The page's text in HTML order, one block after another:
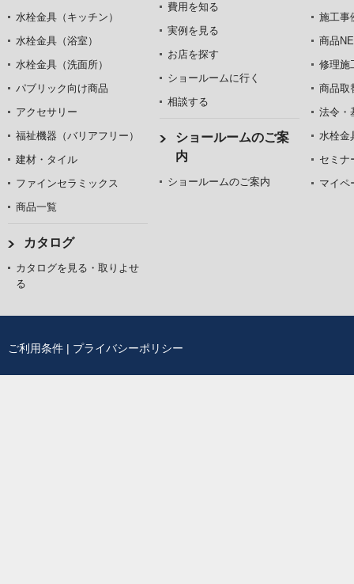
水栓金具（キッチン）
水栓金具（浴室）
水栓金具（洗面所）
パブリック向け商品
アクセサリー
福祉機器（バリアフリー）
建材・タイル
ファインセラミックス
商品一覧
カタログ
カタログを見る・取りよせ
る
費用を知る
実例を見る
お店を探す
ショールームに行く
相談する
ショールームのご案
内
ショールームのご案内
施工事
商品
修理施
商品取
法令・
水栓金
セミナ
マイペ
ご利用条件 | プライバシーポリシー